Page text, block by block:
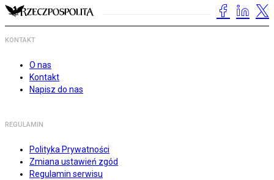
KONTAKT
O nas
Kontakt
Napisz do nas
REGULAMIN
Polityka Prywatności
Zmiana ustawień zgód
Regulamin serwisu